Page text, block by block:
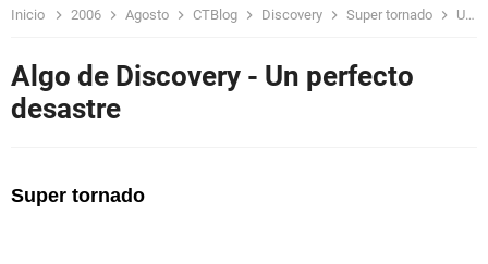
Inicio 2006 Agosto CTBlog Discovery Super tornado Un perfecto desastre
Algo de Discovery - Un perfecto
desastre
Super tornado